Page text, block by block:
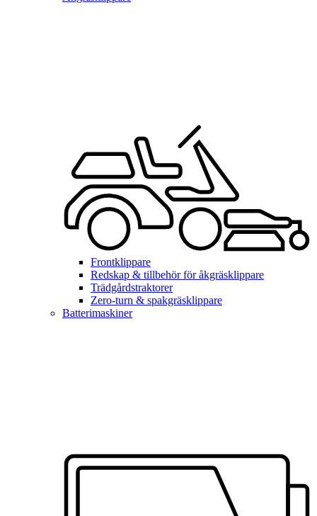
Frontklippare
Redskap & tillbehör för åkgräsklippare
Trädgårdstraktorer
Zero-turn & spakgräsklippare
Batterimaskiner